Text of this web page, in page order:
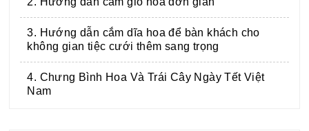
3. Hướng dẫn cắm dĩa hoa để bàn khách cho
không gian tiệc cưới thêm sang trọng
4. Chưng Bình Hoa Và Trái Cây Ngày Tết Việt
Nam